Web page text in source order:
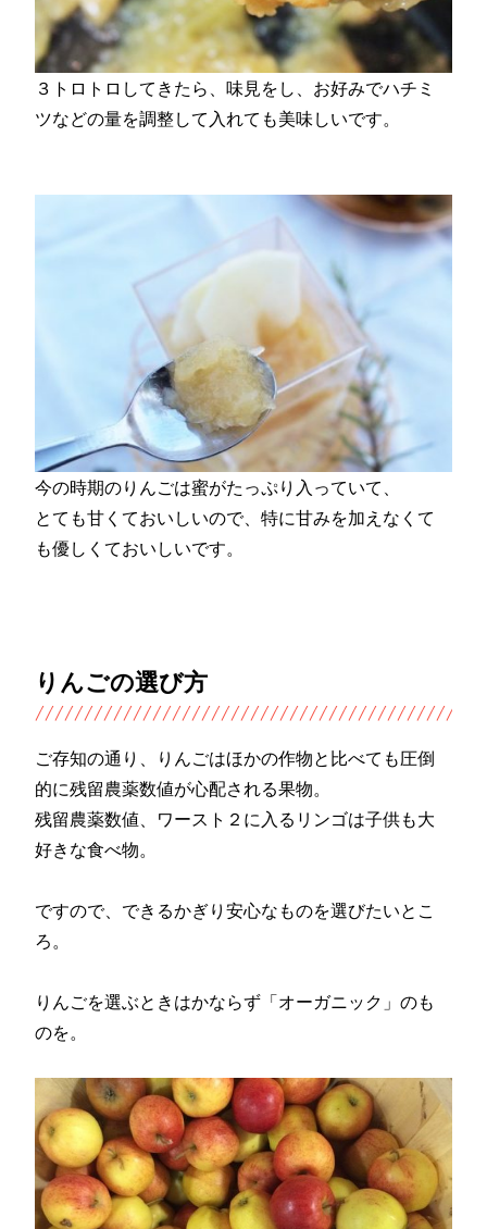
３トロトロしてきたら、味見をし、お好みでハチミ
ツなどの量を調整して入れても美味しいです。
今の時期のりんごは蜜がたっぷり入っていて、
とても甘くておいしいので、特に甘みを加えなくて
も優しくておいしいです。
りんごの選び方
ご存知の通り、りんごはほかの作物と比べても圧倒
的に残留農薬数値が心配される果物。
残留農薬数値、ワースト２に入るリンゴは子供も大
好きな食べ物。
ですので、できるかぎり安心なものを選びたいとこ
ろ。
りんごを選ぶときはかならず「オーガニック」のも
のを。